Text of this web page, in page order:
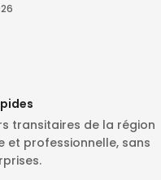
transitaires de la région
et professionnelle, sans